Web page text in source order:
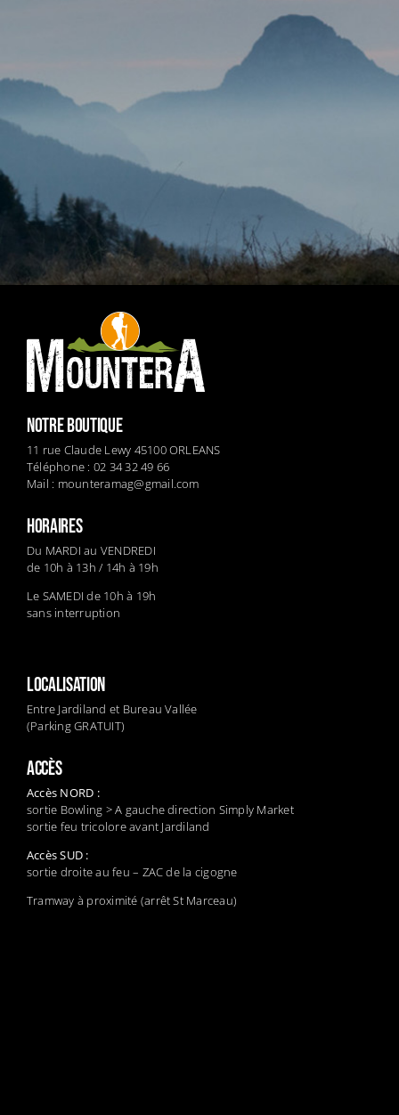
NOTRE BOUTIQUE
11 rue Claude Lewy 45100 ORLEANS
Téléphone : 02 34 32 49 66
Mail : mounteramag@gmail.com
HORAIRES
Du MARDI au VENDREDI
de 10h à 13h / 14h à 19h
Le SAMEDI de 10h à 19h
sans interruption
LOCALISATION
Entre Jardiland et Bureau Vallée
(Parking GRATUIT)
ACCÈS
Accès NORD :
sortie Bowling > A gauche direction Simply Market
sortie feu tricolore avant Jardiland
Accès SUD :
sortie droite au feu – ZAC de la cigogne
Tramway à proximité (arrêt St Marceau)